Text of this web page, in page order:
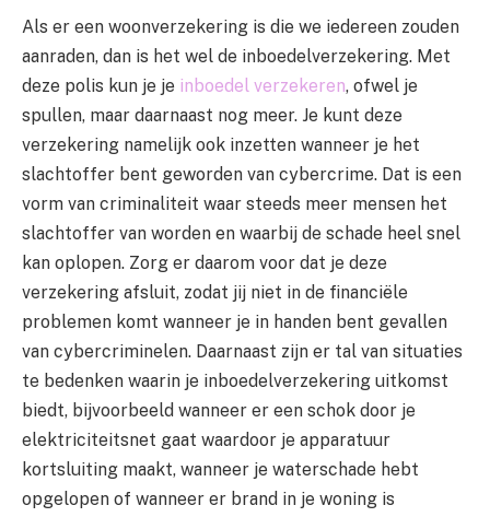
Als er een woonverzekering is die we iedereen zouden
aanraden, dan is het wel de inboedelverzekering. Met
deze polis kun je je inboedel verzekeren, ofwel je
spullen, maar daarnaast nog meer. Je kunt deze
verzekering namelijk ook inzetten wanneer je het
slachtoffer bent geworden van cybercrime. Dat is een
vorm van criminaliteit waar steeds meer mensen het
slachtoffer van worden en waarbij de schade heel snel
kan oplopen. Zorg er daarom voor dat je deze
verzekering afsluit, zodat jij niet in de financiële
problemen komt wanneer je in handen bent gevallen
van cybercriminelen. Daarnaast zijn er tal van situaties
te bedenken waarin je inboedelverzekering uitkomst
biedt, bijvoorbeeld wanneer er een schok door je
elektriciteitsnet gaat waardoor je apparatuur
kortsluiting maakt, wanneer je waterschade hebt
opgelopen of wanneer er brand in je woning is